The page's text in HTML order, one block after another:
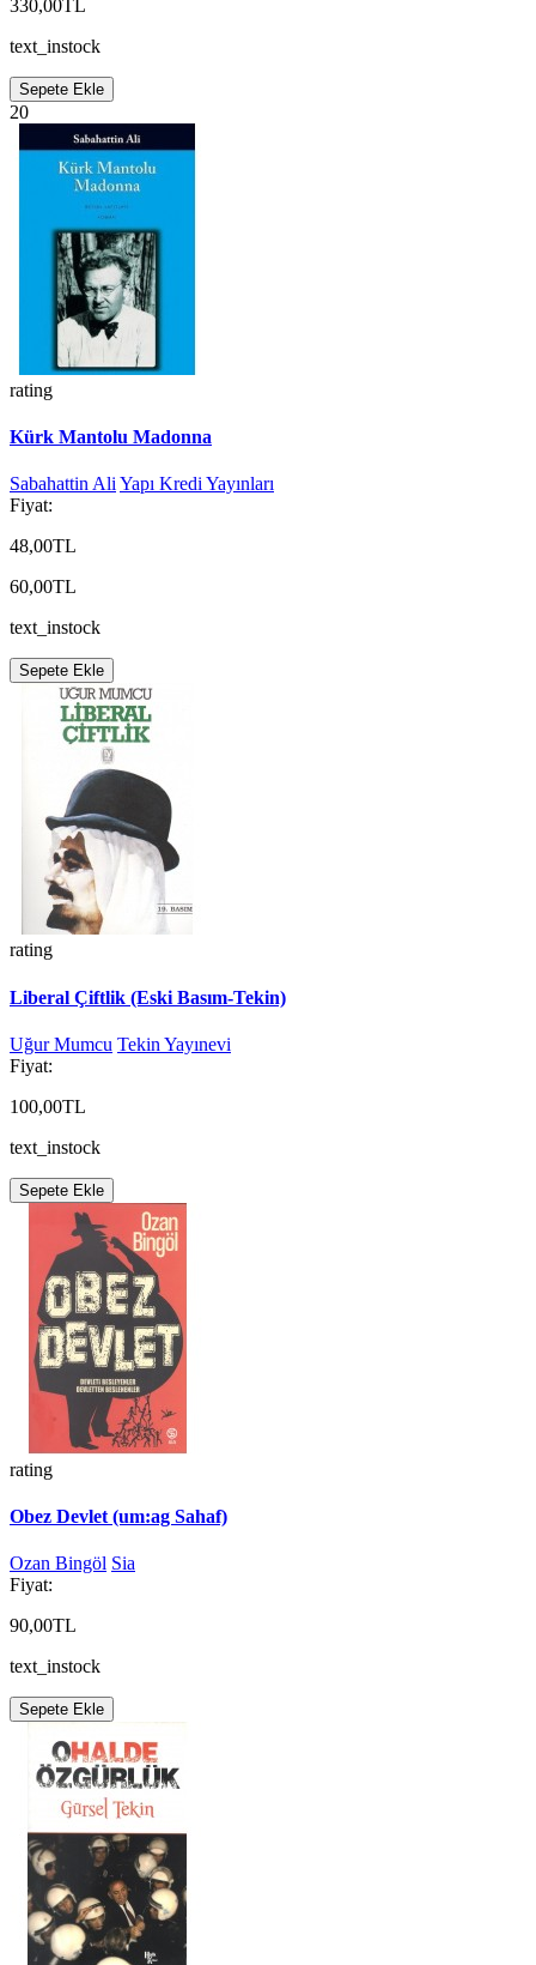
330,00TL
text_instock
Sepete Ekle
20
rating
Kürk Mantolu Madonna
Sabahattin Ali Yapı Kredi Yayınları
Fiyat:
48,00TL
60,00TL
text_instock
Sepete Ekle
rating
Liberal Çiftlik (Eski Basım-Tekin)
Uğur Mumcu Tekin Yayınevi
Fiyat:
100,00TL
text_instock
Sepete Ekle
rating
Obez Devlet (um:ag Sahaf)
Ozan Bingöl Sia
Fiyat:
90,00TL
text_instock
Sepete Ekle